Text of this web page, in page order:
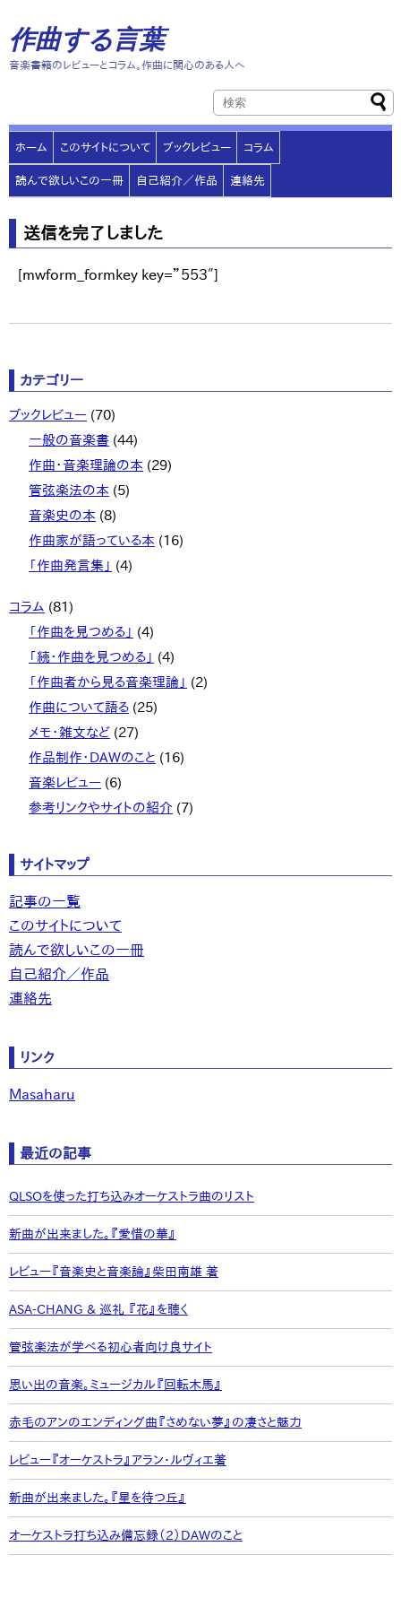
作曲する言葉
音楽書籍のレビューとコラム。作曲に関心のある人へ
ホーム このサイトについて ブックレビュー コラム
読んで欲しいこの一冊 自己紹介／作品 連絡先
送信を完了しました
[mwform_formkey key=”553″]
カテゴリー
ブックレビュー (70)
一般の音楽書 (44)
作曲・音楽理論の本 (29)
管弦楽法の本 (5)
音楽史の本 (8)
作曲家が語っている本 (16)
「作曲発言集」 (4)
コラム (81)
「作曲を見つめる」 (4)
「続・作曲を見つめる」 (4)
「作曲者から見る音楽理論」 (2)
作曲について語る (25)
メモ・雑文など (27)
作品制作・DAWのこと (16)
音楽レビュー (6)
参考リンクやサイトの紹介 (7)
サイトマップ
記事の一覧
このサイトについて
読んで欲しいこの一冊
自己紹介／作品
連絡先
リンク
Masaharu
最近の記事
QLSOを使った打ち込みオーケストラ曲のリスト
新曲が出来ました。『愛惜の華』
レビュー『音楽史と音楽論』柴田南雄 著
ASA-CHANG & 巡礼 『花』を聴く
管弦楽法が学べる初心者向け良サイト
思い出の音楽。ミュージカル『回転木馬』
赤毛のアンのエンディング曲『さめない夢』の凄さと魅力
レビュー『オーケストラ』アラン・ルヴィエ著
新曲が出来ました。『星を待つ丘』
オーケストラ打ち込み備忘録（2）DAWのこと